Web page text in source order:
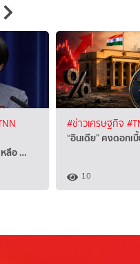
ลือ …
#ข่าวเศรษฐกิจ
“อินเดีย” คงดอกเ
10